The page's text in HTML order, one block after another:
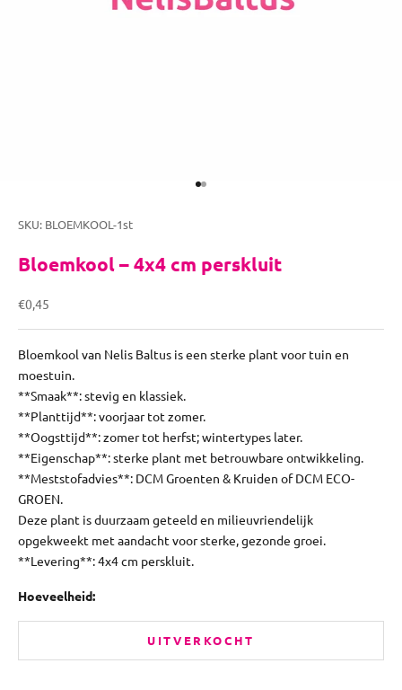
Naar artikel 1
Naar artikel 2
SKU: BLOEMKOOL-1st
Bloemkool – 4x4 cm perskluit
Aanbiedingsprijs
€0,45
Bloemkool van Nelis Baltus is een sterke plant voor tuin en
moestuin.
**Smaak**: stevig en klassiek.
**Planttijd**: voorjaar tot zomer.
**Oogsttijd**: zomer tot herfst; wintertypes later.
**Eigenschap**: sterke plant met betrouwbare ontwikkeling.
**Meststofadvies**: DCM Groenten & Kruiden of DCM ECO-
GROEN.
Deze plant is duurzaam geteeld en milieuvriendelijk
opgekweekt met aandacht voor sterke, gezonde groei.
**Levering**: 4x4 cm perskluit.
Hoeveelheid:
UITVERKOCHT